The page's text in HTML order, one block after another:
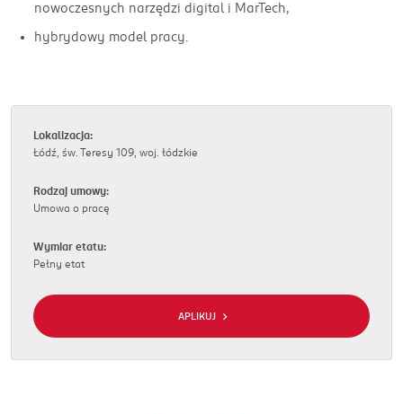
nowoczesnych narzędzi digital i MarTech,
hybrydowy model pracy.
Lokalizacja:
Łódź, św. Teresy 109, woj. łódzkie
Rodzaj umowy:
Umowa o pracę
Wymiar etatu:
Pełny etat
APLIKUJ